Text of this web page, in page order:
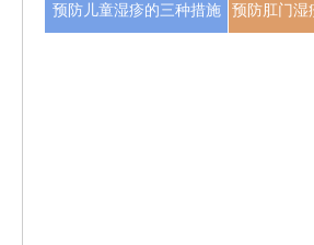
法分享 养很重要 上有
预防儿童湿疹的三种措施 预防肛门湿